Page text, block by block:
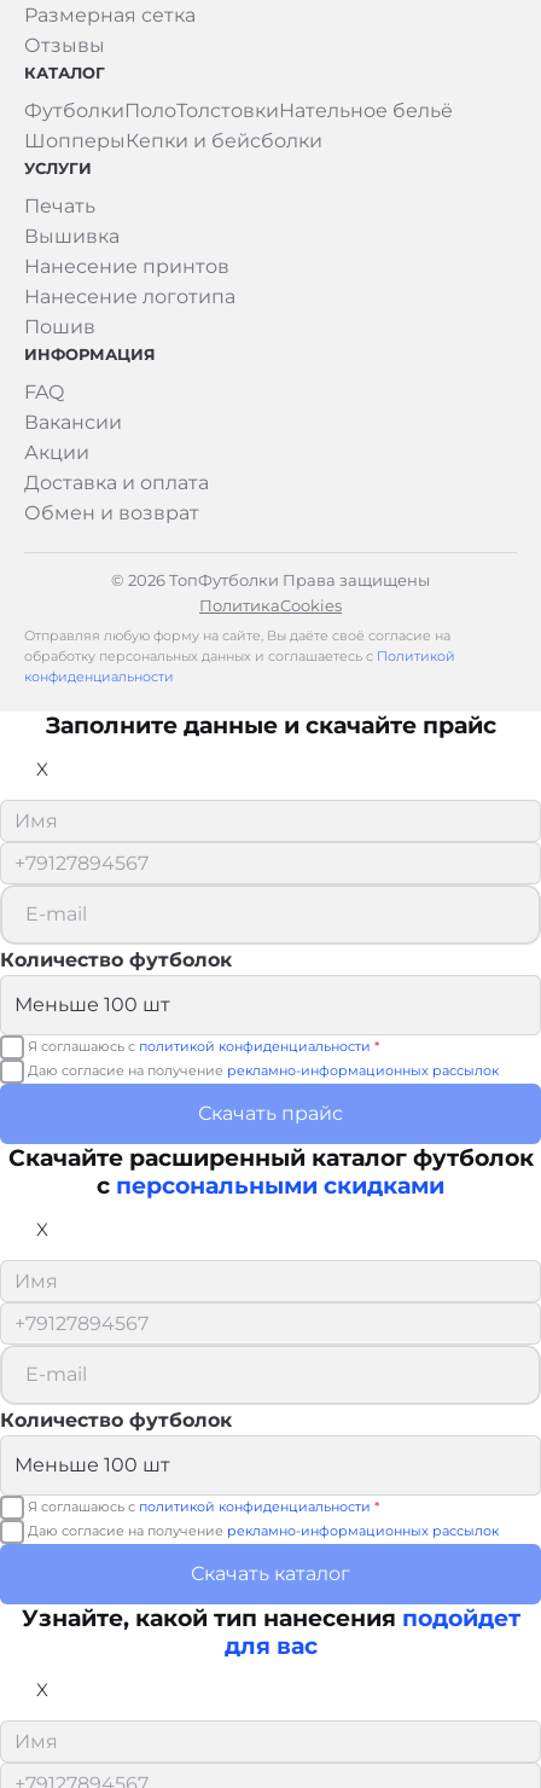
Размерная сетка
Отзывы
КАТАЛОГ
ФутболкиПолоТолстовкиНательное бельё
Шопперы Кепки и бейсболки
УСЛУГИ
Печать
Вышивка
Нанесение принтов
Нанесение логотипа
Пошив
ИНФОРМАЦИЯ
FAQ
Вакансии
Акции
Доставка и оплата
Обмен и возврат
© 2026 ТопФутболки Права защищены
ПолитикаCookies
Отправляя любую форму на сайте, Вы даёте своё согласие на
обработку персональных данных и соглашаетесь с Политикой
конфиденциальности
Заполните данные и скачайте прайс
X
Количество футболок
Я соглашаюсь с политикой конфиденциальности *
Даю согласие на получение рекламно-информационных рассылок
Скачать прайс
Скачайте расширенный каталог футболок
с персональными скидками
X
Количество футболок
Я соглашаюсь с политикой конфиденциальности *
Даю согласие на получение рекламно-информационных рассылок
Скачать каталог
Узнайте, какой тип нанесения подойдет
для вас
X